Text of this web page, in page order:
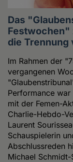
Das
Festwochen"
die Trennung
Im Rahmen der
vergangenen
Performance
mit der Femen-
Charlie-Hebdo-
Laurent
Schauspielerin
Abschlussreden
Michael Schmidt-